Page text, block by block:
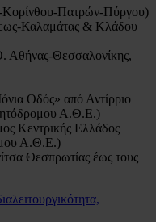
Πατρών-Πύργου)
Καλαμάτας & Κλάδου
Αθήνας-Θεσσαλονίκης,
Οδός» από Αντίρριο
Α.Θ.Ε.)
Κεντρικής Ελλάδος
Α.Θ.Ε.)
Θεσπρωτίας έως τους